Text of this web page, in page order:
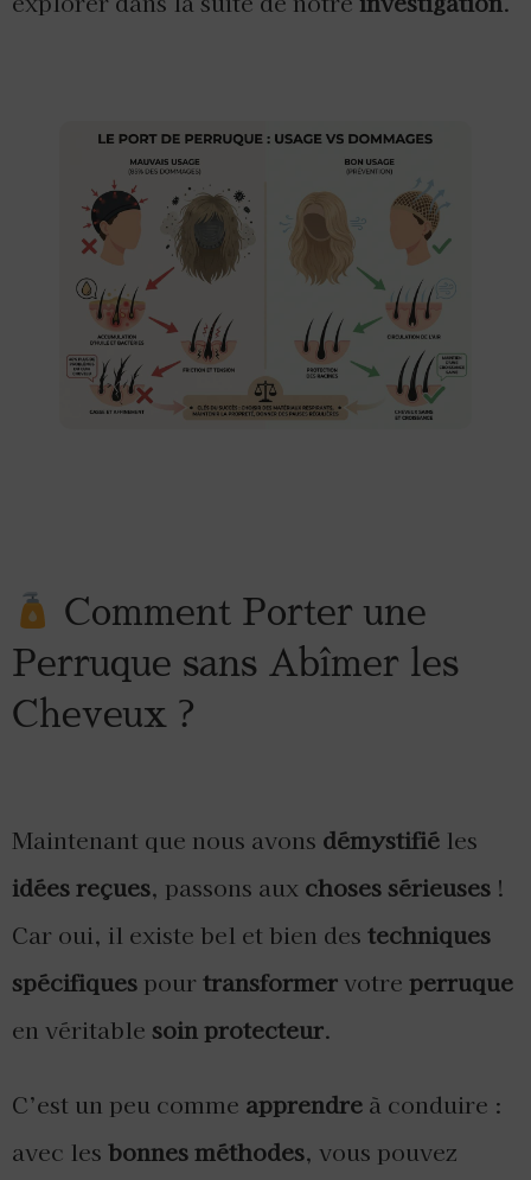
Comment Porter une
Perruque sans Abîmer les
Cheveux ?
Maintenant que nous avons démystifié les
idées reçues, passons aux choses sérieuses !
Car oui, il existe bel et bien des techniques
spécifiques pourtransformervotre perruque
en véritable soin protecteur.
C’est un peu comme apprendre à conduire :
avec les bonnes méthodes, vous pouvez